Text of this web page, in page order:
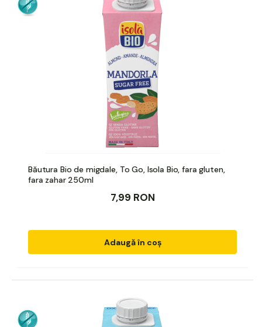
Băutura Bio de migdale, To Go, Isola Bio, fara gluten,
fara zahar 250ml
7,99 RON
Adaugă în coș